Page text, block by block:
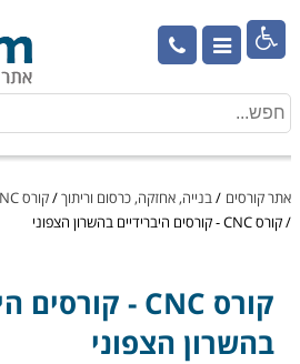

אתר קורסים /בנייה, אחזקה, כרסום וריתוך/קורס CNC
/קורס CNC - קורסים היברידיים בהשרון הצפוני
קורס CNC
- קורסים
בהשרון הצפוני